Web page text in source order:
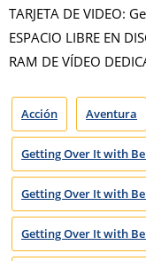
TARJETA DE VIDEO:
ESPACIO LIBRE EN
RAM DE VÍDEO
Acción Aventura
Getting Over It with
Getting Over It with
Getting Over It with